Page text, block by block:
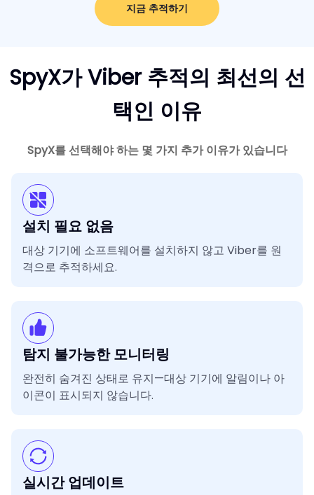
지금 추적하기
SpyX가 Viber 추적의 최선의 선
택인 이유
SpyX를 선택해야 하는 몇 가지 추가 이유가 있습니다
설치 필요 없음
대상 기기에 소프트웨어를 설치하지 않고 Viber를 원
격으로 추적하세요.
탐지 불가능한 모니터링
완전히 숨겨진 상태로 유지—대상 기기에 알림이나 아
이콘이 표시되지 않습니다.
실시간 업데이트